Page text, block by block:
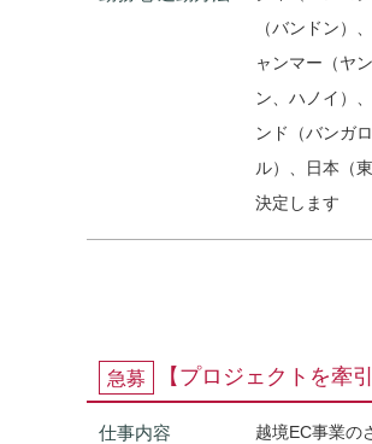
（バンドン）
ャンマー（ヤ
ン、ハノイ）
ンド（バンガ
ル）、日本（
決定します
急募 【プロジェクトを牽
仕事内容 越境EC事業の